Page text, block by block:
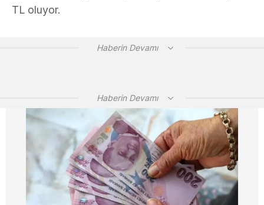
TL oluyor.
Haberin Devamı
Haberin Devamı